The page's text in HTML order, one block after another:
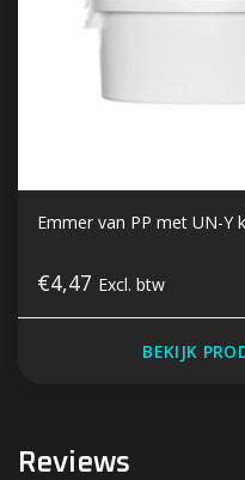
Emmer van PP met UN-Y
€4,47 Excl. btw
BEKIJK
Reviews